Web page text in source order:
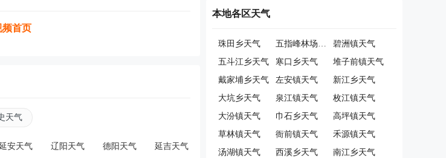
频首页
天气
延安天气 辽阳天气 德阳天气 延吉天气
本地各区天气
珠田乡天气 五指峰林场天气
碧洲镇天气
五斗江乡天气
寒口乡天气
堆子前镇天气
戴家埔乡天气
左安镇天气
新江乡天气
大坑乡天气
泉江镇天气
枚江镇天气
大汾镇天气
巾石乡天气
高坪镇天气
草林镇天气
衙前镇天气
禾源镇天气
汤湖镇天气
西溪乡天气
南江乡天气